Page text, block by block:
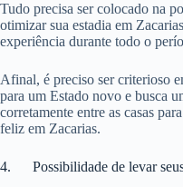
Tudo precisa ser colocado na
otimizar sua estadia em
experiência durante todo o
Afinal, é preciso ser criterioso
para um Estado novo e busca
corretamente entre as casas
feliz em Zacarias.
4. Possibilidade de levar seus